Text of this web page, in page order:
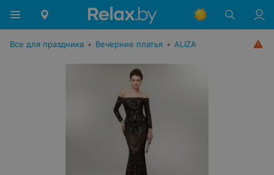
Все для праздника • Вечерние платья • ALIZA